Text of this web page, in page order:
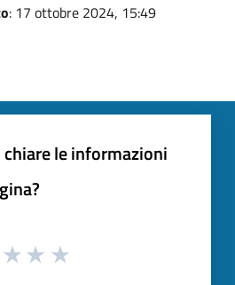
: 17 ottobre 2024, 15:49
le informazioni